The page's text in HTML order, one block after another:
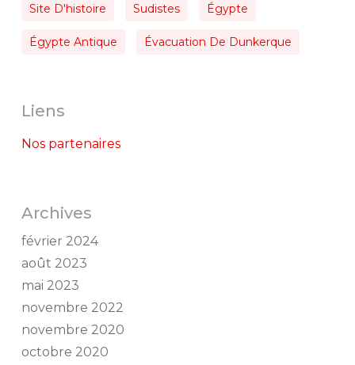
Site D'histoire Sudistes Égypte
Égypte Antique Évacuation De Dunkerque
Liens
Nos partenaires
Archives
février 2024
août 2023
mai 2023
novembre 2022
novembre 2020
octobre 2020